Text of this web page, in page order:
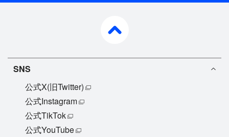
SNS
公式X(旧Twitter)
公式Instagram
公式TikTok
公式YouTube